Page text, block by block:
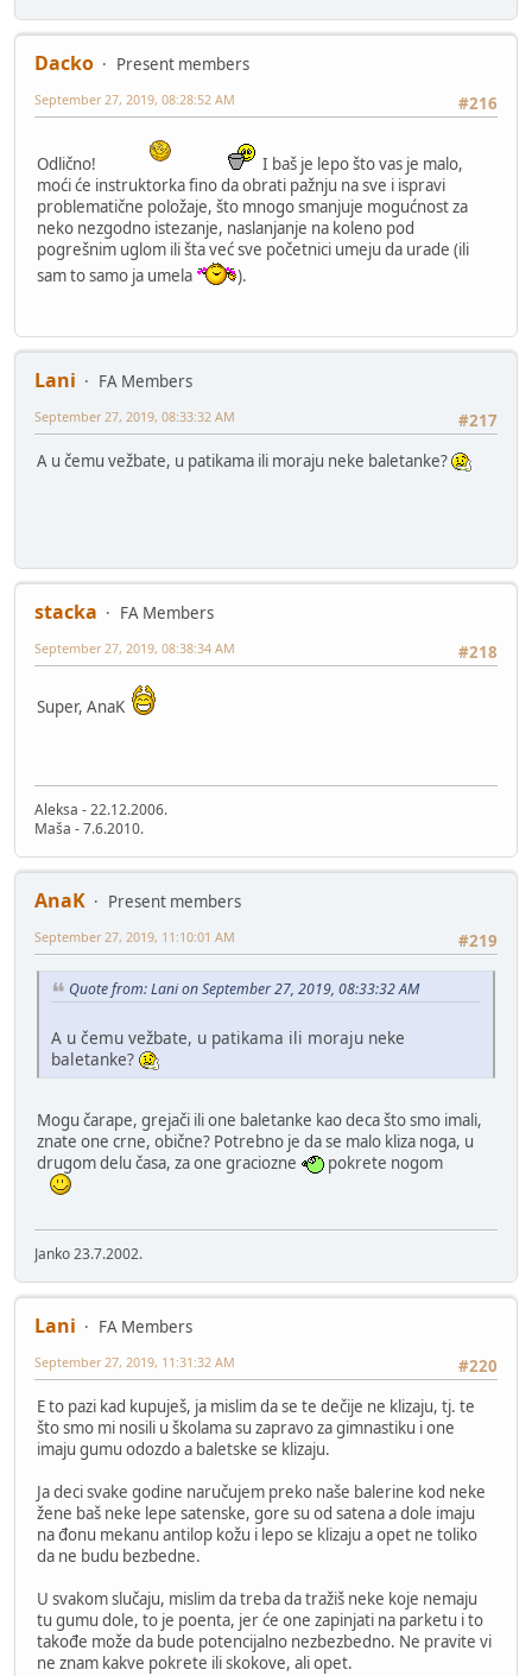
Dacko
Present members
#216
September 27, 2019, 08:28:52 AM
Odlično!
I baš je lepo što vas je malo,
moći će instruktorka fino da obrati pažnju na sve i ispravi
problematične položaje, što mnogo smanjuje mogućnost za
neko nezgodno istezanje, naslanjanje na koleno pod
pogrešnim uglom ili šta već sve početnici umeju da urade (ili
sam to samo ja umela
).
Lani
FA Members
#217
September 27, 2019, 08:33:32 AM
A u čemu vežbate, u patikama ili moraju neke baletanke?
stacka
FA Members
#218
September 27, 2019, 08:38:34 AM
Super, AnaK
Aleksa - 22.12.2006.
Maša - 7.6.2010.
AnaK
Present members
#219
September 27, 2019, 11:10:01 AM
Quote from: Lani on September 27, 2019, 08:33:32 AM
A u čemu vežbate, u patikama ili moraju neke
baletanke?
Mogu čarape, grejači ili one baletanke kao deca što smo imali,
znate one crne, obične? Potrebno je da se malo kliza noga, u
drugom delu časa, za one graciozne
pokrete nogom
Janko 23.7.2002.
Lani
FA Members
#220
September 27, 2019, 11:31:32 AM
E to pazi kad kupuješ, ja mislim da se te dečije ne klizaju, tj. te
što smo mi nosili u školama su zapravo za gimnastiku i one
imaju gumu odozdo a baletske se klizaju.
Ja deci svake godine naručujem preko naše balerine kod neke
žene baš neke lepe satenske, gore su od satena a dole imaju
na đonu mekanu antilop kožu i lepo se klizaju a opet ne toliko
da ne budu bezbedne.
U svakom slučaju, mislim da treba da tražiš neke koje nemaju
tu gumu dole, to je poenta, jer će one zapinjati na parketu i to
takođe može da bude potencijalno nezbezbedno. Ne pravite vi
ne znam kakve pokrete ili skokove, ali opet.